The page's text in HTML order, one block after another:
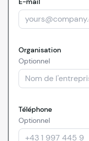
Organisation
Optionnel
Téléphone
Optionnel